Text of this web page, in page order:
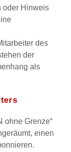
oder Hinweis
des
der
als
ohne Grenze“
einen